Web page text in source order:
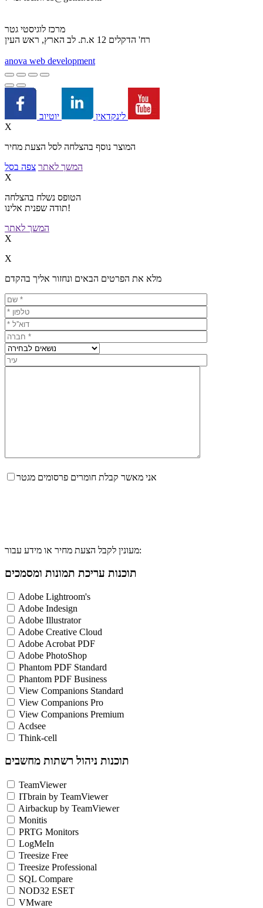
מרכז לוגיסטי גטר
רח' הדקלים 12 א.ת. לב הארץ, ראש העין
anova web development
לינקדאין
X
המוצר נוסף בהצלחה לסל הצעת מחיר
המשך לאתר צפה בסל
X
הטופס נשלח בהצלחה
תודה שפנית אלינו!
המשך לאתר
X
X
מלא את הפרטים הבאים ונחזור אליך בהקדם
אני מאשר קבלת חומרים פרסומים מגטר
מעונין לקבל הצעת מחיר או מידע עבור:
תוכנות עריכת תמונות ומסמכים
Adobe Lightroom's
Adobe Indesign
Adobe Illustrator
Adobe Creative Cloud
Adobe Acrobat PDF
Adobe PhotoShop
Phantom PDF Standard
Phantom PDF Business
View Companions Standard
View Companions Pro
View Companions Premium
Acdsee
Think-cell
תוכנות ניהול רשתות מחשבים
TeamViewer
ITbrain by TeamViewer
Airbackup by TeamViewer
Monitis
PRTG Monitors
LogMeIn
Treesize Free
Treesize Professional
SQL Compare
NOD32 ESET
VMware